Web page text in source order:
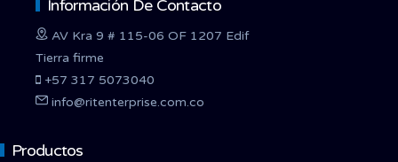
Información De Contacto
AV Kra 9 # 115-06 OF 1207 Edif
Tierra firme
+57 317 5073040
info@ritenterprise.com.co
Productos